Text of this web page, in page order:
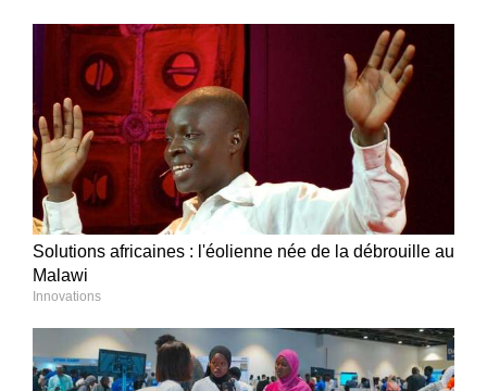
Solutions africaines : l'éolienne née de la débrouille au
Malawi
Innovations